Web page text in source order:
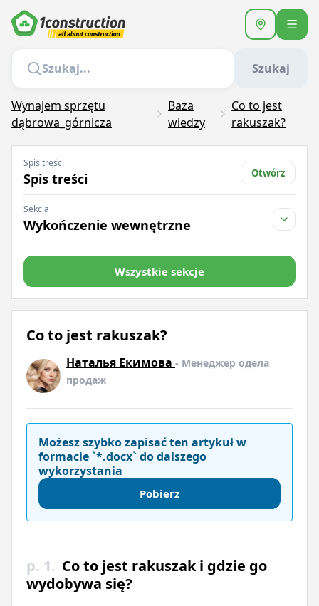
Szukaj
Wynajem sprzętu
dąbrowa_górnicza
Baza
wiedzy
Co to jest
rakuszak?
Spis treści
Spis treści Otwórz
Sekcja
Wykończenie wewnętrzne
Wszystkie sekcje
Co to jest rakuszak?
Наталья Екимова - Менеджер одела
продаж
Możesz szybko zapisać ten artykuł w
formacie `*.docx` do dalszego
wykorzystania
Pobierz
p. 1. Co to jest rakuszak i gdzie go
wydobywa się?